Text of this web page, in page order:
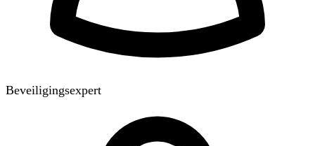
Beveiligingsexpert